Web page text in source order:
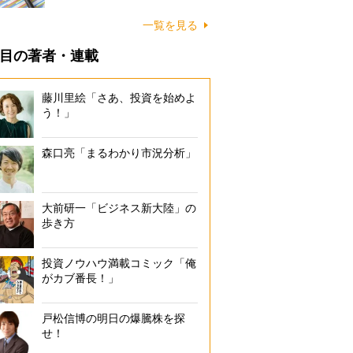
一覧を見る
の著者・連載
藤川里絵「さあ、投資を始めよ
う！」
森口亮「まるわかり市況分析」
大前研一「ビジネス新大陸」の
歩き方
投資ノウハウ満載コミック「俺
がカブ番長！」
戸松信博の明日の爆騰株を探
せ！